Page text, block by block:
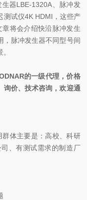
器LBE-1320A、脉冲发
测试仪4K HDMI，这些产
将会介绍快沿脉冲发生
，脉冲发生器不同型号间
的一级代理，价格
询价、技术咨询，欢迎通
体主要是：高校、科研
、有测试需求的制造厂